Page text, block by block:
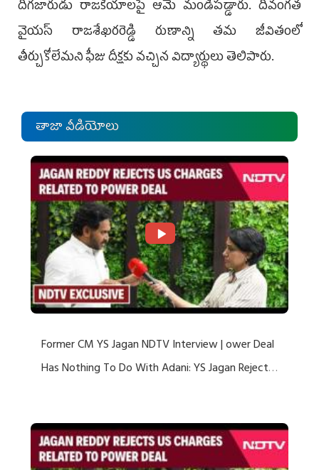
దిగజారుడు రాజకీయాలపై ఆమె మండిపడ్డారు.‌ దివంగత
వైయస్ రాజశేఖరరెడ్డి రుణాన్ని తమ జీవితంలో
తీర్చుకోలేమని ఫీజు దీక్షకు వచ్చిన విద్యార్థులు తెలిపారు.
తాజా వీడియోలు
Former CM YS Jagan NDTV Interview | ower Deal
Has Nothing To Do With Adani: YS Jagan Rejects